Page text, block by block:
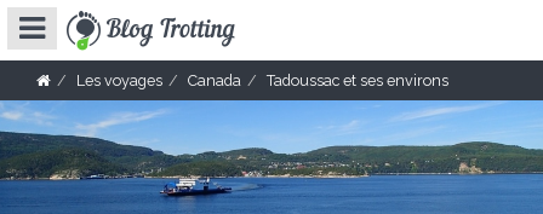
Les voyages Canada Tadoussac et ses environs